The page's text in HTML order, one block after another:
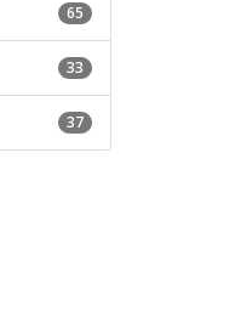
65
33
37